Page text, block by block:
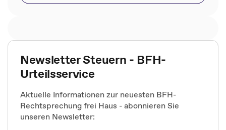
Newsletter Steuern - BFH-
Urteilsservice
Aktuelle Informationen zur neuesten BFH-
Rechtsprechung frei Haus - abonnieren Sie
unseren Newsletter: